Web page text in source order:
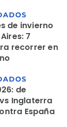
de invierno
7
recorrer en
de
Inglaterra
España